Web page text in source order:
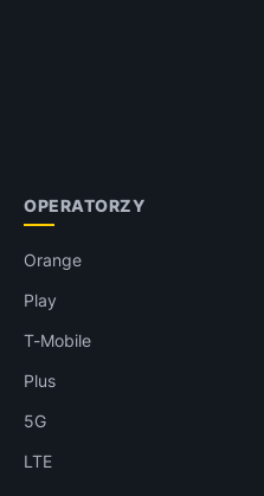
OPERATORZY
Orange
Play
T-Mobile
Plus
5G
LTE